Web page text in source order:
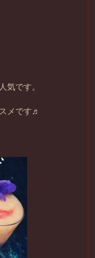
気です。
メです♬